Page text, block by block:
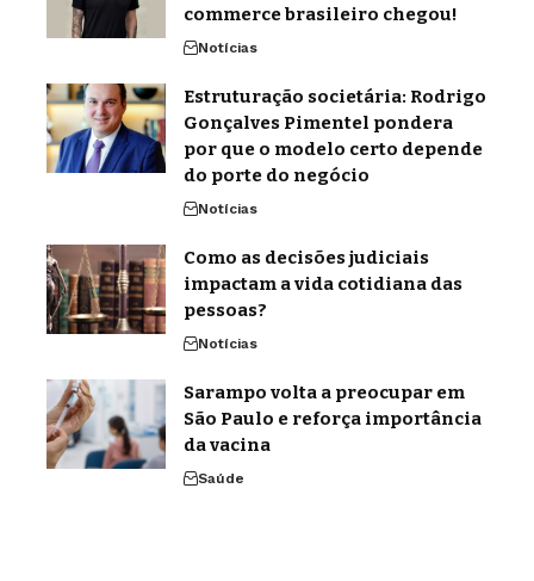
commerce brasileiro chegou!
Notícias
Estruturação societária: Rodrigo
Gonçalves Pimentel pondera
por que o modelo certo depende
do porte do negócio
Notícias
Como as decisões judiciais
impactam a vida cotidiana das
pessoas?
Notícias
Sarampo volta a preocupar em
São Paulo e reforça importância
da vacina
Saúde